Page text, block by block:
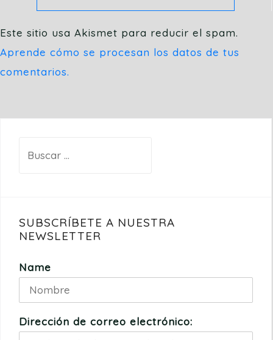
Este sitio usa Akismet para reducir el spam.
Aprende cómo se procesan los datos de tus
comentarios.
SUBSCRÍBETE A NUESTRA
NEWSLETTER
Name
Dirección de correo electrónico: